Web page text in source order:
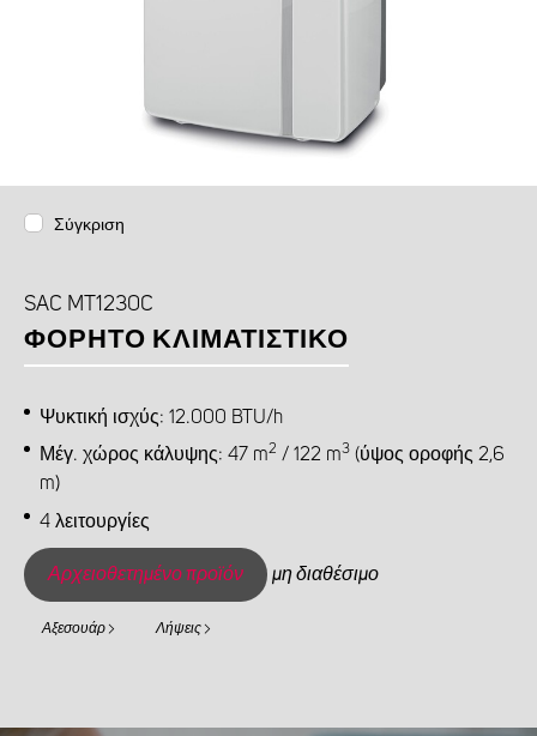
Σύγκριση
SAC MT1230C
ΦΟΡΗΤΌ ΚΛΙΜΑΤΙΣΤΙΚΌ
Ψυκτική ισχύς: 12.000 BTU/h
Μέγ. χώρος κάλυψης: 47 m2 / 122 m3(ύψος οροφής 2,6
m)
4 λειτουργίες
Αρχειοθετημένο προϊόν μη διαθέσιμο
Αξεσουάρ Λήψεις